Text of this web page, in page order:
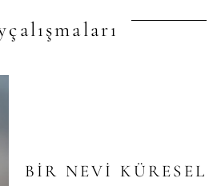
BIR NEVI KÜRESEL